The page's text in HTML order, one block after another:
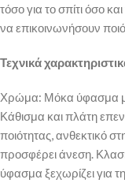
τόσο για το σπίτι όσο
να επικοινωνήσουν
Τεχνικά
Χρώμα: Μόκα ύφασμα
Κάθισμα και πλάτη
ποιότητας, ανθεκτικό
προσφέρει άνεση.
ύφασμα ξεχωρίζει για